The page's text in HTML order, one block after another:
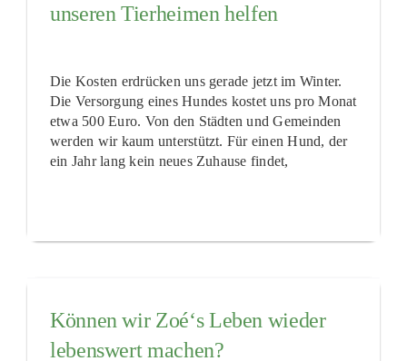
unseren Tierheimen helfen
Die Kosten erdrücken uns gerade jetzt im Winter.
Die Versorgung eines Hundes kostet uns pro Monat
etwa 500 Euro. Von den Städten und Gemeinden
werden wir kaum unterstützt. Für einen Hund, der
ein Jahr lang kein neues Zuhause findet,
Können wir Zoé‘s Leben wieder
lebenswert machen?